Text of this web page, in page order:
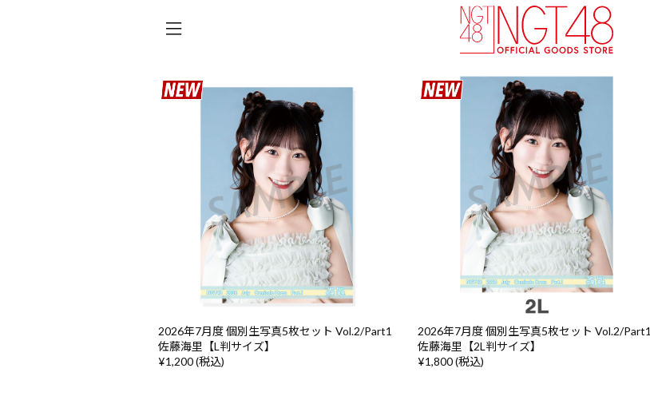
2026年7月度 個別生写真5枚セット Vol.2/Part1
佐藤海里【L判サイズ】
¥1,200 (税込)
2026年7月度 個別生写真5枚セット Vol.2/Part1
佐藤海里【2L判サイズ】
¥1,800 (税込)